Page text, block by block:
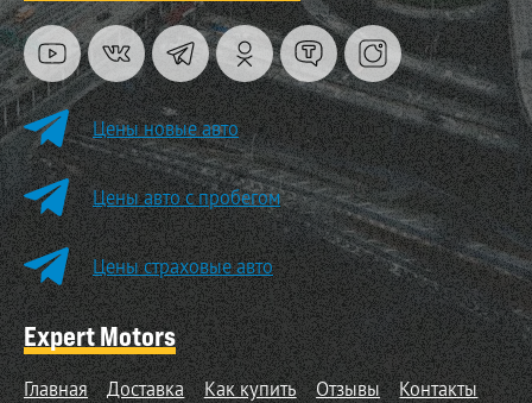
Цены новые авто
Цены авто с пробегом
Цены страховые авто
Expert Motors
Главная Доставка Как купить Отзывы Контакты